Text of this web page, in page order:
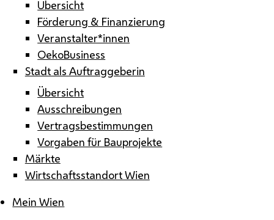
Übersicht
Förderung & Finanzierung
Veranstalter*innen
OekoBusiness
Stadt als Auftraggeberin
Übersicht
Ausschreibungen
Vertragsbestimmungen
Vorgaben für Bauprojekte
Märkte
Wirtschaftsstandort Wien
Mein Wien